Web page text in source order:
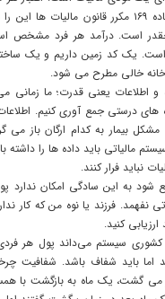
نظر مالیاتی مشخص شود. ماده ۱۶۹ مکرر قانون
است. درآمد هر فرد مشخص
است. یک کد زمین داریم و یک
خالی مطرح می شود.
و اطلاعات یعنی قدرت؛ ما زمانی
درستی جمع آوری کنیم.
بیمار به کدام ارگان باز می
مالیاتی باید داده ها را داشته
نباید فرار کنند.
شود به این سادگی امکان
نفهمد. فرزند یا نوه من که کار
کنید.
کشوری سیستم می‌داند پول هر
اما باید شفاف باشد. شفافیت
می گشت، یک ماه به بازگشت با